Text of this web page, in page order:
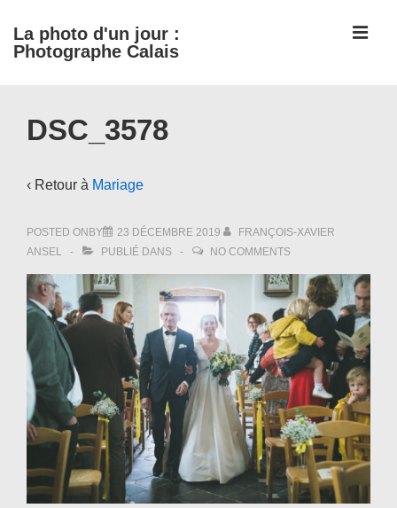
passer
au
La photo d'un jour :
Photographe Calais
Navigation
DSC_3578
‹ Retour à Mariage
POSTED ONBY 23 DÉCEMBRE 2019
FRANÇOIS-XAVIER
ANSEL
PUBLIÉ DANS NO COMMENTS